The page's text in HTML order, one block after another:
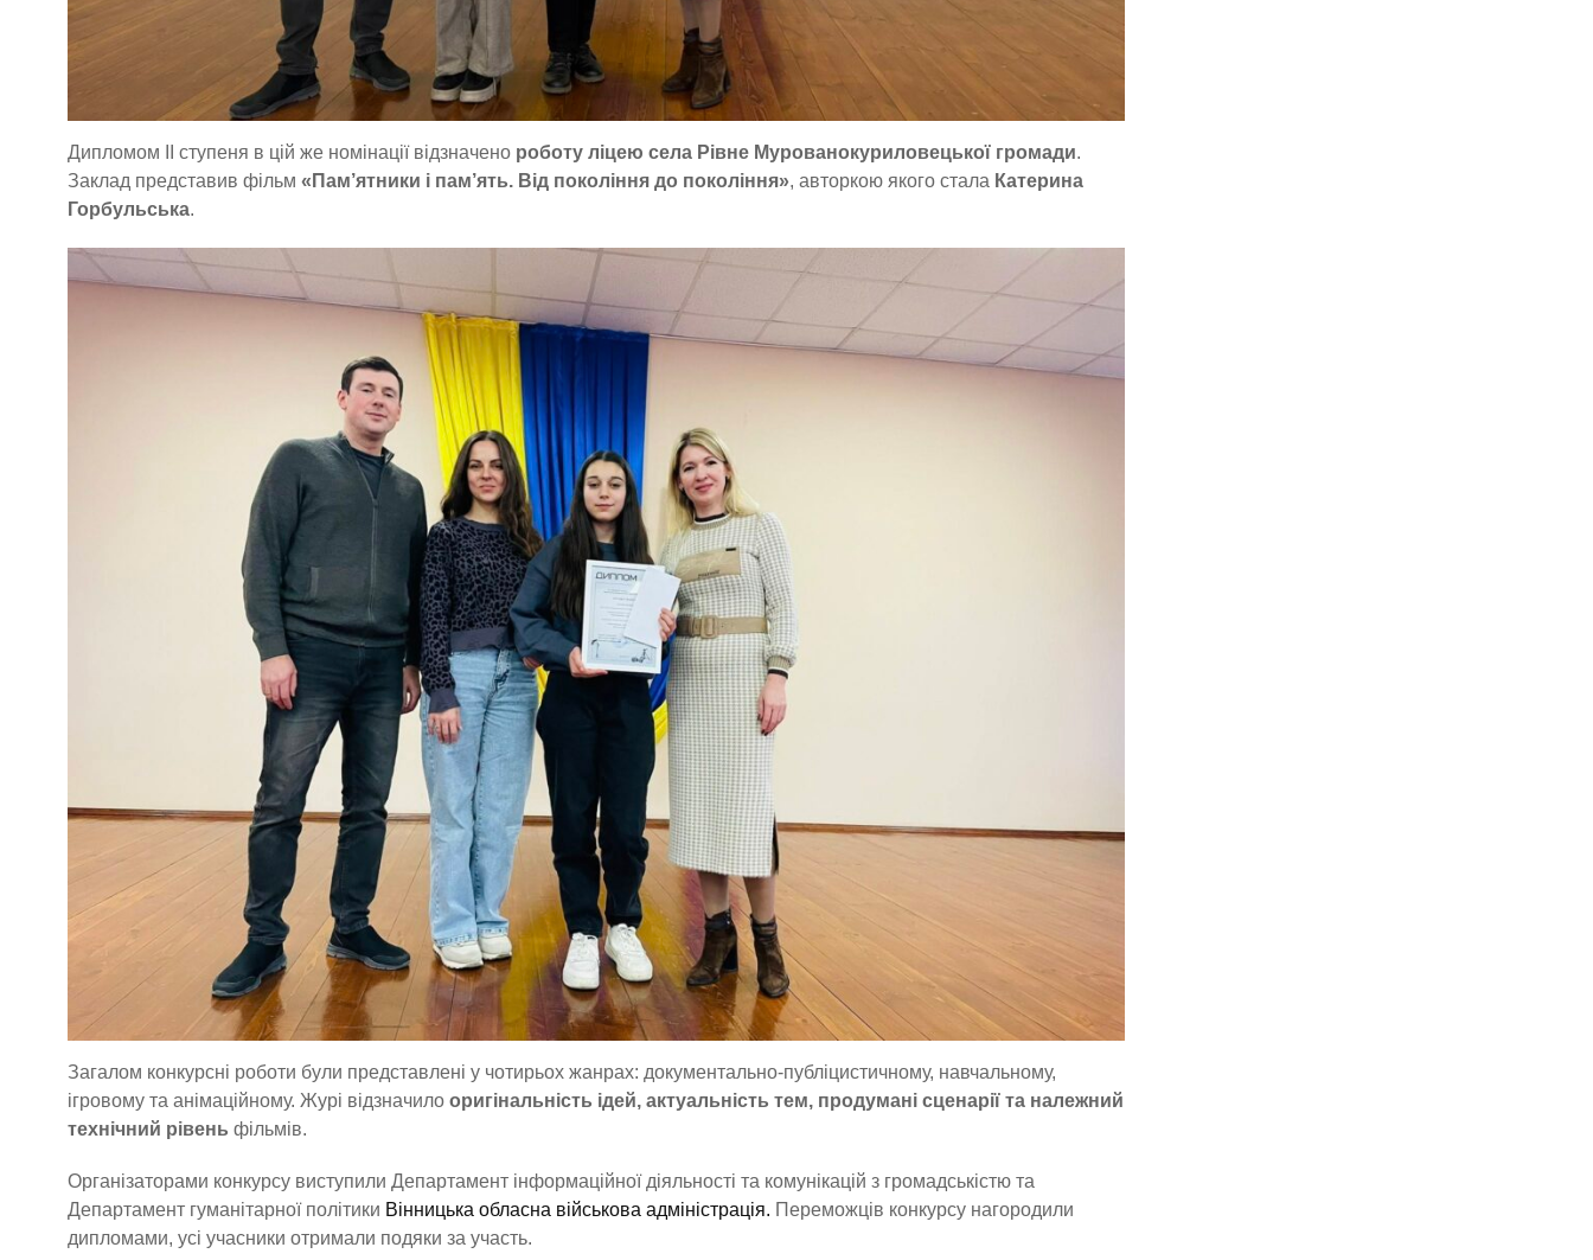
Дипломом ІІ ступеня в цій же номінації відзначено роботу ліцею села Рівне Мурованокуриловецької громади.
Заклад представив фільм «Пам’ятники і пам’ять. Від покоління до покоління», авторкою якого стала Катерина
Горбульська.
Загалом конкурсні роботи були представлені у чотирьох жанрах: документально-публіцистичному, навчальному,
ігровому та анімаційному. Журі відзначило оригінальність ідей, актуальність тем, продумані сценарії та належний
технічний рівень фільмів.
Організаторами конкурсу виступили Департамент інформаційної діяльності та комунікацій з громадськістю та
Департамент гуманітарної політики Вінницька обласна військова адміністрація. Переможців конкурсу нагородили
дипломами, усі учасники отримали подяки за участь.